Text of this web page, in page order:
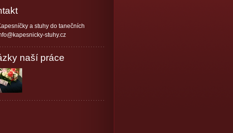
a stuhy do tanečních
stuhy.cz
naší práce